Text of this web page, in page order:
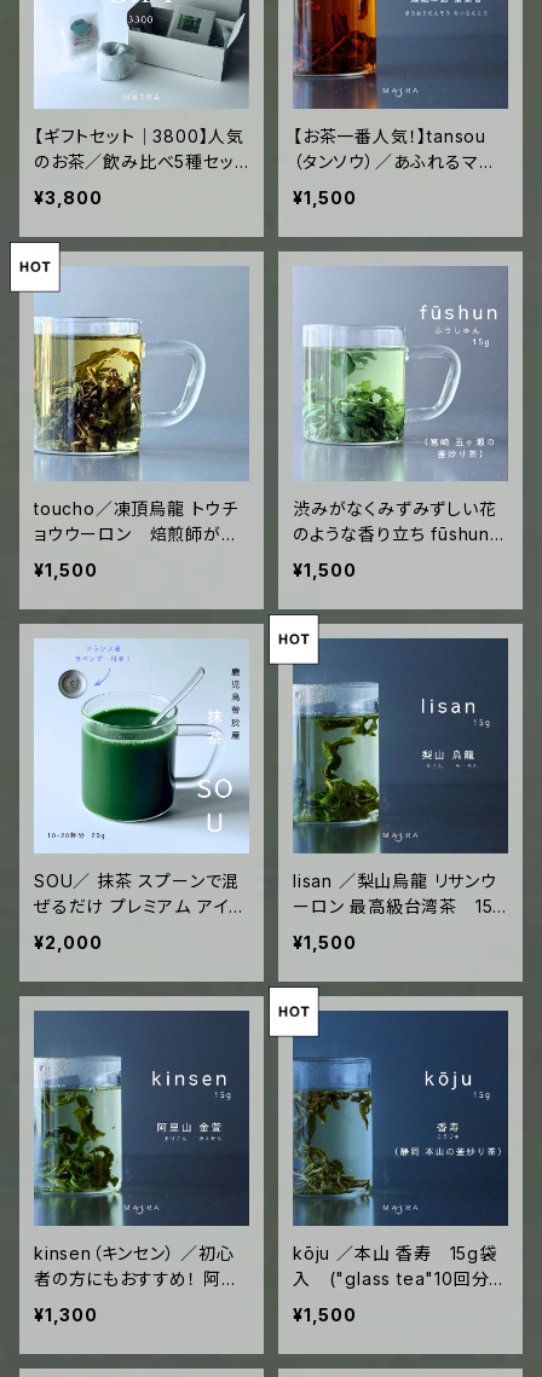
【ギフトセット｜3800】人気
のお茶／飲み比べ5種セット
／専用グラス付き
¥3,800
【お茶一番人気！】tansou
（タンソウ）／あふれるマス
カットやライチの香り 烏崠
山 鳳凰単叢 蜜蘭香 ホウオ
ウタンソウ ミツランコウ 1
5g袋入 ("glass tea"10
¥1,500
toucho／凍頂烏龍 トウチ
ョウウーロン 焙煎師が技
を競う職人のお茶 15g袋
入 ("glass tea"10回分)
¥1,500
渋みがなくみずみずしい花
のような香り立ち fūshun
／五ヶ瀬 ふうしゅん 15g
袋入 ("glass tea"10回
分)
¥1,500
SOU／ 抹茶 スプーンで混
ぜるだけ プレミアム アイス
ティーも抹茶オレも簡単に
鹿児島 曽於 20g ジッパー
袋入
¥2,000
lisan ／梨山烏龍 リサンウ
ーロン 最高級台湾茶 15g
袋入 ("glass tea"10回
分)
¥1,500
kinsen（キンセン） ／初心
者の方にもおすすめ！ 阿里
山金萱 アリサンキンセン 1
5g袋入 ("glass tea"10
回分)
¥1,300
kōju ／本山 香寿 15g袋
入 ("glass tea"10回分)
／日本でただ一軒、ぶどう
香る希少品種の日本茶
¥1,500